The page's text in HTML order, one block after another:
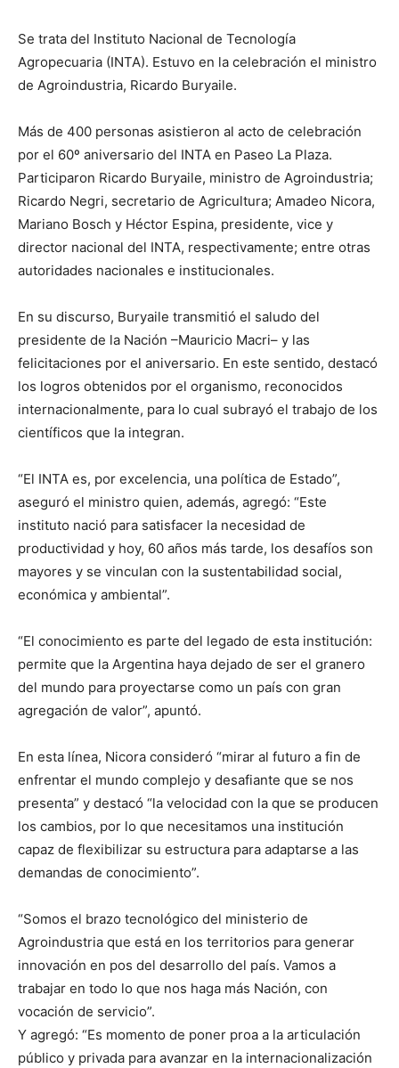
::
La
Verdad
es
que
ve…
Se trata del Instituto Nacional de Tecnología
Agropecuaria (INTA). Estuvo en la celebración el ministro
de Agroindustria, Ricardo Buryaile.
Más de 400 personas asistieron al acto de celebración
por el 60º aniversario del INTA en Paseo La Plaza.
Participaron Ricardo Buryaile, ministro de Agroindustria;
Ricardo Negri, secretario de Agricultura; Amadeo Nicora,
Mariano Bosch y Héctor Espina, presidente, vice y
director nacional del INTA, respectivamente; entre otras
autoridades nacionales e institucionales.
En su discurso, Buryaile transmitió el saludo del
presidente de la Nación –Mauricio Macri– y las
felicitaciones por el aniversario. En este sentido, destacó
los logros obtenidos por el organismo, reconocidos
internacionalmente, para lo cual subrayó el trabajo de los
científicos que la integran.
“El INTA es, por excelencia, una política de Estado”,
aseguró el ministro quien, además, agregó: “Este
instituto nació para satisfacer la necesidad de
productividad y hoy, 60 años más tarde, los desafíos son
mayores y se vinculan con la sustentabilidad social,
económica y ambiental”.
“El conocimiento es parte del legado de esta institución:
permite que la Argentina haya dejado de ser el granero
del mundo para proyectarse como un país con gran
agregación de valor”, apuntó.
En esta línea, Nicora consideró “mirar al futuro a fin de
enfrentar el mundo complejo y desafiante que se nos
presenta” y destacó “la velocidad con la que se producen
los cambios, por lo que necesitamos una institución
capaz de flexibilizar su estructura para adaptarse a las
demandas de conocimiento”.
“Somos el brazo tecnológico del ministerio de
Agroindustria que está en los territorios para generar
innovación en pos del desarrollo del país. Vamos a
trabajar en todo lo que nos haga más Nación, con
vocación de servicio”.
Y agregó: “Es momento de poner proa a la articulación
público y privada para avanzar en la internacionalización